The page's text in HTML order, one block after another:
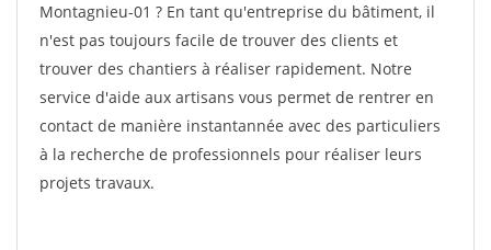
Montagnieu-01 ? En tant qu'entreprise du bâtiment, il
n'est pas toujours facile de trouver des clients et
trouver des chantiers à réaliser rapidement. Notre
service d'aide aux artisans vous permet de rentrer en
contact de manière instantannée avec des particuliers
à la recherche de professionnels pour réaliser leurs
projets travaux.